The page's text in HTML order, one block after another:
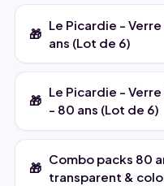
Le Picardie -
ans (Lot de 6)
Le Picardie -
- 80 ans (Lot de 6)
Combo packs 80
transparent &